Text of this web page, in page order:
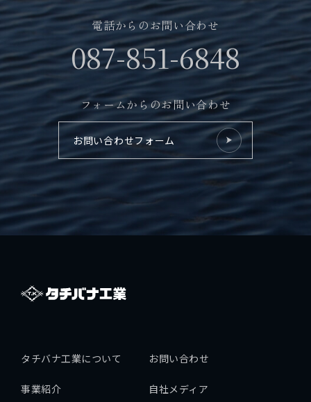
地元サポートチーム
お知らせ
拓海ペーパークラフト
個人情報保護方針
電話からのお問い合わせ
087-851-6848
フォームからのお問い合わせ
お問い合わせフォーム
タチバナ工業について
事業紹介
お問い合わせ
自社メディア